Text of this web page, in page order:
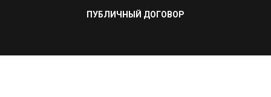
ПУБЛИЧНЫЙ ДОГОВОР